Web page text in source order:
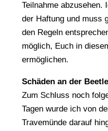
Teilnahme abzusehen.
der Haftung und muss
den Regeln
möglich, Euch in
ermöglichen.
Schäden an der
Zum Schluss noch
Tagen wurde ich von
Travemünde darauf